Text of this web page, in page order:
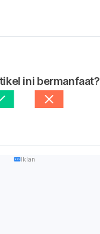
ini bermanfaat?
Iklan